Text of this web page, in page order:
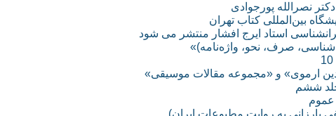
نصرالله پورجوادی
بین‌المللی کتاب تهران
استاد ایرج افشار منتشر می شود
صرف، نحو، واژه‌نامه)»
ارموی» و «مجموعه مقالات موسیقی»
جلد ششم
عموم
بارزانی به روایت مطبوعات ایران)